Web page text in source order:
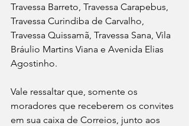
Travessa Barreto, Travessa Carapebus,
Travessa Curindiba de Carvalho,
Travessa Quissamã, Travessa Sana, Vila
Bráulio Martins Viana e Avenida Elias
Agostinho.
Vale ressaltar que, somente os
moradores que receberem os convites
em sua caixa de Correios, junto aos